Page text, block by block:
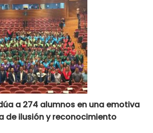
a 274 alumnos en una emotiva
de ilusión y reconocimiento